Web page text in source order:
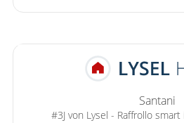
Santani
#3J von Lysel - Raffrollo